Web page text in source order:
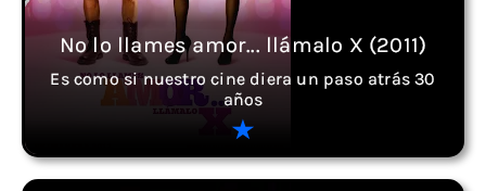
No lo llames amor... llámalo X (2011)
Es como si nuestro cine diera un paso atrás 30
años